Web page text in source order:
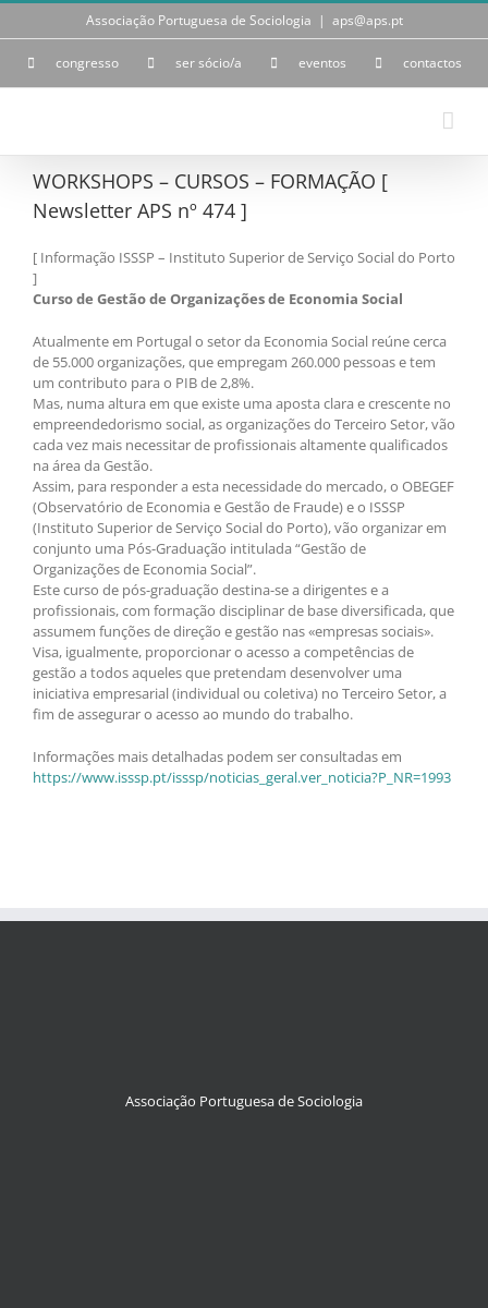
Skip
Associação Portuguesa de Sociologia | aps@aps.pt
congresso ser sócio/a eventos contactos
WORKSHOPS – CURSOS – FORMAÇÃO [
Newsletter APS nº 474 ]
[ Informação ISSSP – Instituto Superior de Serviço Social do Porto
]
Curso de Gestão de Organizações de Economia Social
Atualmente em Portugal o setor da Economia Social reúne cerca
de 55.000 organizações, que empregam 260.000 pessoas e tem
um contributo para o PIB de 2,8%.
Mas, numa altura em que existe uma aposta clara e crescente no
empreendedorismo social, as organizações do Terceiro Setor, vão
cada vez mais necessitar de profissionais altamente qualificados
na área da Gestão.
Assim, para responder a esta necessidade do mercado, o OBEGEF
(Observatório de Economia e Gestão de Fraude) e o ISSSP
(Instituto Superior de Serviço Social do Porto), vão organizar em
conjunto uma Pós-Graduação intitulada “Gestão de
Organizações de Economia Social”.
Este curso de pós-graduação destina-se a dirigentes e a
profissionais, com formação disciplinar de base diversificada, que
assumem funções de direção e gestão nas «empresas sociais».
Visa, igualmente, proporcionar o acesso a competências de
gestão a todos aqueles que pretendam desenvolver uma
iniciativa empresarial (individual ou coletiva) no Terceiro Setor, a
fim de assegurar o acesso ao mundo do trabalho.
Informações mais detalhadas podem ser consultadas em
https://www.isssp.pt/isssp/noticias_geral.ver_noticia?P_NR=1993
Associação Portuguesa de Sociologia